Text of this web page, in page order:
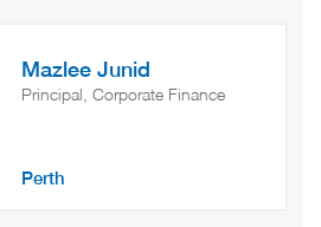
Mazlee Junid
Principal, Corporate Finance
Perth